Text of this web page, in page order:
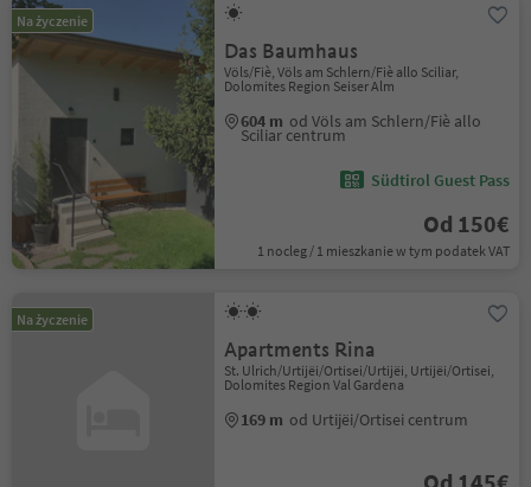
Na życzenie
Das Baumhaus
Völs/Fiè, Völs am Schlern/Fiè allo Sciliar,
Dolomites Region Seiser Alm
604 m od Völs am Schlern/Fiè allo
Sciliar centrum
Südtirol Guest Pass
Od 150€
1 nocleg / 1 mieszkanie w tym podatek VAT
Na życzenie
Apartments Rina
St. Ulrich/Urtijëi/Ortisei/Urtijëi, Urtijëi/Ortisei,
Dolomites Region Val Gardena
169 m od Urtijëi/Ortisei centrum